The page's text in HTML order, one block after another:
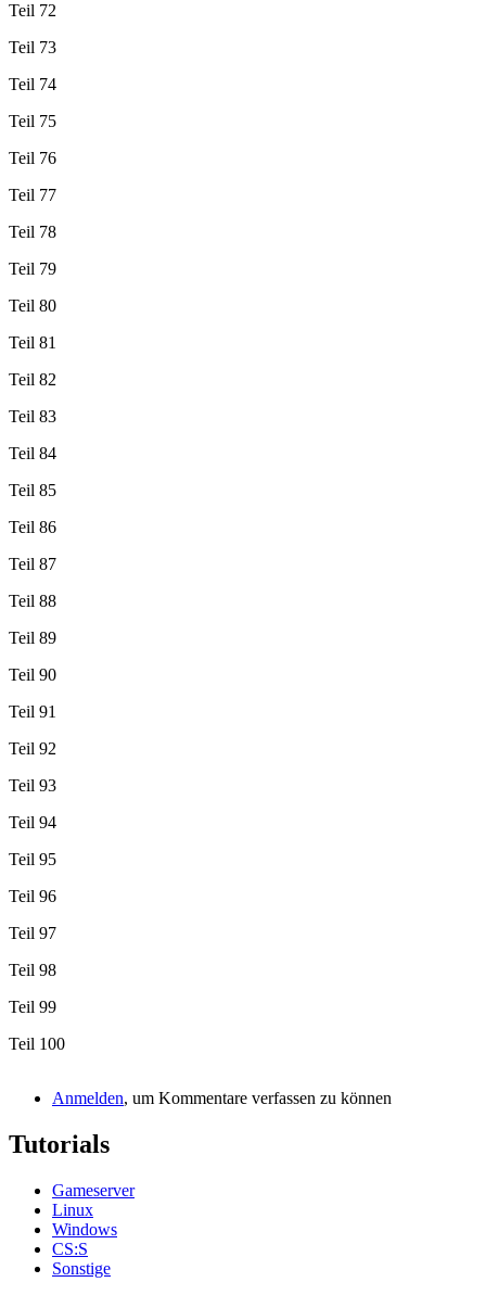
Teil 72
Teil 73
Teil 74
Teil 75
Teil 76
Teil 77
Teil 78
Teil 79
Teil 80
Teil 81
Teil 82
Teil 83
Teil 84
Teil 85
Teil 86
Teil 87
Teil 88
Teil 89
Teil 90
Teil 91
Teil 92
Teil 93
Teil 94
Teil 95
Teil 96
Teil 97
Teil 98
Teil 99
Teil 100
Anmelden, um Kommentare verfassen zu können
Tutorials
Gameserver
Linux
Windows
CS:S
Sonstige